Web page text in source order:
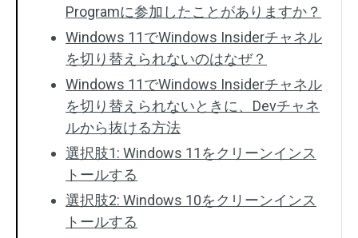
Programに参加したことがありますか？
Windows 11でWindows Insiderチャネル
を切り替えられないのはなぜ？
Windows 11でWindows Insiderチャネル
を切り替えられないときに、Devチャネ
ルから抜ける方法
選択肢1: Windows 11をクリーンインス
トールする
選択肢2: Windows 10をクリーンインス
トールする